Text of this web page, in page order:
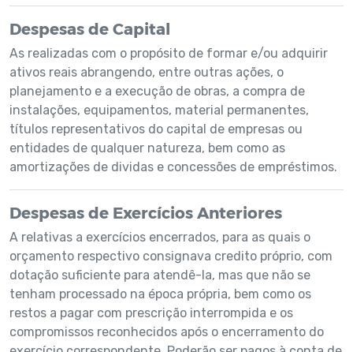
Despesas de Capital
As realizadas com o propósito de formar e/ou adquirir
ativos reais abrangendo, entre outras ações, o
planejamento e a execução de obras, a compra de
instalações, equipamentos, material permanentes,
títulos representativos do capital de empresas ou
entidades de qualquer natureza, bem como as
amortizações de dividas e concessões de empréstimos.
Despesas de Exercícios Anteriores
A relativas a exercícios encerrados, para as quais o
orçamento respectivo consignava credito próprio, com
dotação suficiente para atendê-la, mas que não se
tenham processado na época própria, bem como os
restos a pagar com prescrição interrompida e os
compromissos reconhecidos após o encerramento do